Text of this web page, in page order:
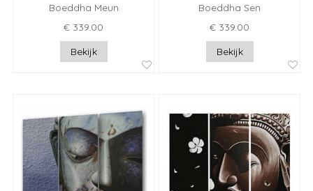
Boeddha Meun
€ 339.00
Bekijk
Boeddha Sen
€ 339.00
Bekijk